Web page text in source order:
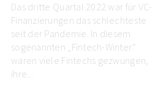
Das dritte Quartal 2022 war für VC-
Finanzierungen das schlechteste
seit der Pandemie. In diesem
sogenannten „Fintech-Winter“
waren viele Fintechs gezwungen,
ihre...